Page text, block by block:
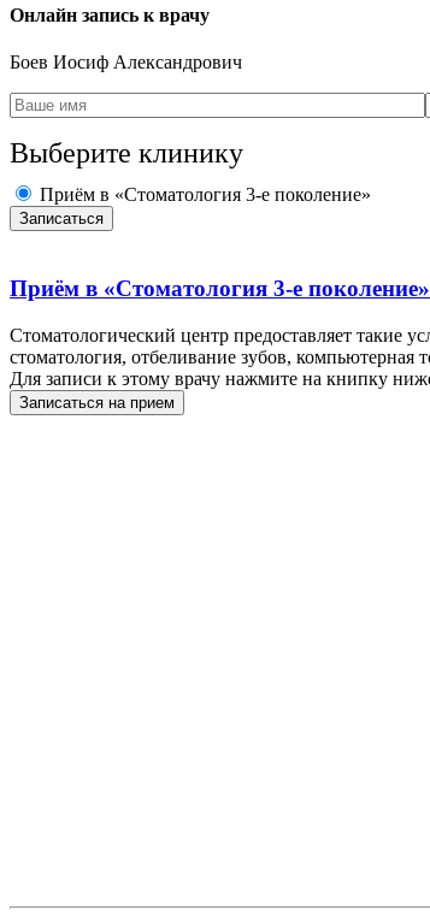
Онлайн запись к врачу
Боев Иосиф Александрович
Выберите клинику
Приём в «Стоматология 3-е поколение»
Приём в «Стоматология 3-е поколение»
Стоматологический центр предоставляет такие
стоматология, отбеливание зубов, компьютерная
Для записи к этому врачу нажмите на книпку
Записаться на прием